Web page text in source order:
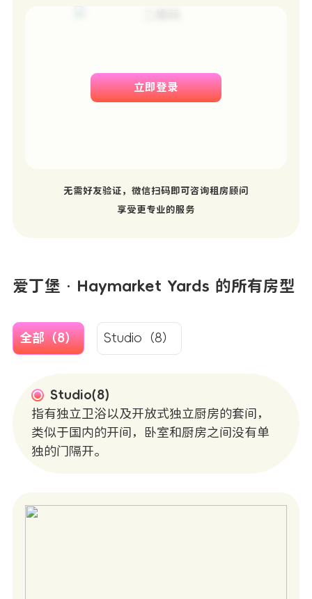
立即登录
无需好友验证，微信扫码即可咨询租房顾问
享受更专业的服务
爱丁堡 · Haymarket Yards 的所有房型
全部（8） Studio（8）
Studio(8)
指有独立卫浴以及开放式独立厨房的套间，
类似于国内的开间，卧室和厨房之间没有单
独的门隔开。